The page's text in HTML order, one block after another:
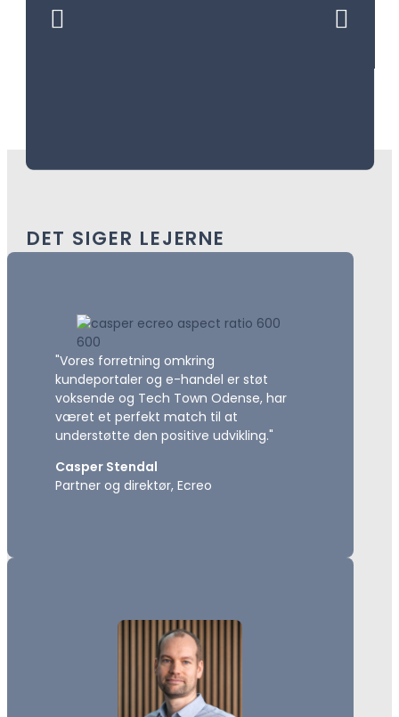
DET SIGER LEJERNE
"Vores forretning omkring
kundeportaler og e-handel er støt
voksende og Tech Town Odense, har
været et perfekt match til at
understøtte den positive udvikling."
Casper Stendal
Partner og direktør, Ecreo